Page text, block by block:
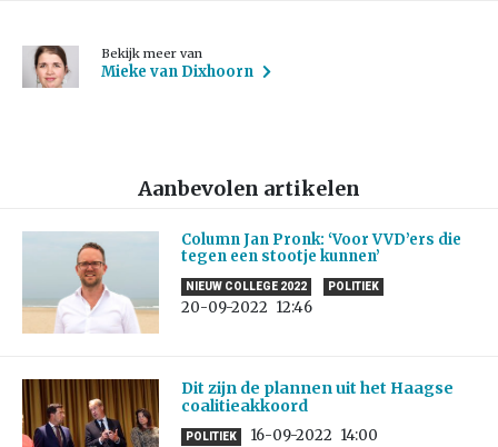
Bekijk meer van
Mieke van Dixhoorn
Aanbevolen artikelen
Column Jan Pronk: ‘Voor VVD’ers die
tegen een stootje kunnen’
NIEUW COLLEGE 2022 POLITIEK
20-09-2022 12:46
Dit zijn de plannen uit het Haagse
coalitieakkoord
POLITIEK 16-09-2022 14:00